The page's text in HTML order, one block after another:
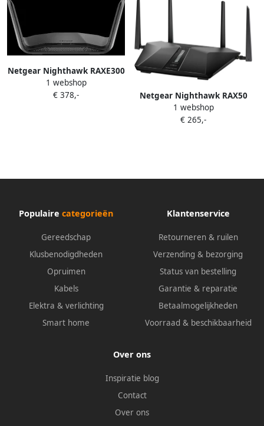
Netgear Nighthawk RAXE300
1 webshop
€ 378,-
Netgear Nighthawk RAX50
1 webshop
€ 265,-
Populaire categorieën
Gereedschap
Klusbenodigdheden
Opruimen
Kabels
Elektra & verlichting
Smart home
Klantenservice
Retourneren & ruilen
Verzending & bezorging
Status van bestelling
Garantie & reparatie
Betaalmogelijkheden
Voorraad & beschikbaarheid
Over ons
Inspiratie blog
Contact
Over ons